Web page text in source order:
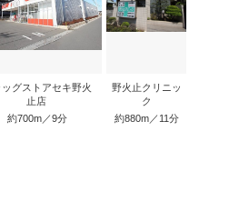
ッグストアセキ野火
止店
約700m／9分
野火止クリニッ
ク
約880m／11分